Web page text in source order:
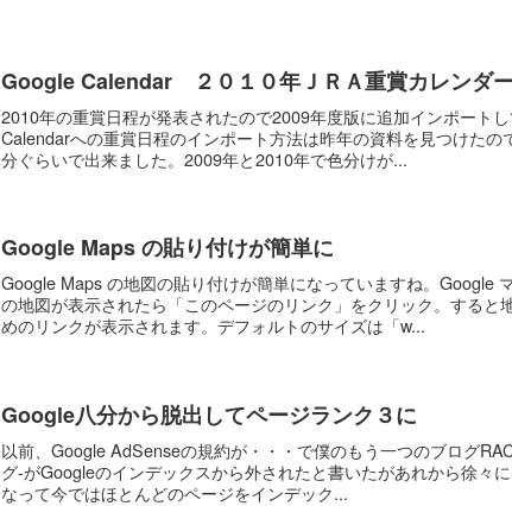
Google Calendar ２０１０年ＪＲＡ重賞カレンダ
2010年の重賞日程が発表されたので2009年度版に追加インポート
Calendarへの重賞日程のインポート方法は昨年の資料を見つけたの
分ぐらいで出来ました。2009年と2010年で色分けが...
Google Maps の貼り付けが簡単に
Google Maps の地図の貼り付けが簡単になっていますね。Google
の地図が表示されたら「このページのリンク」をクリック。すると
めのリンクが表示されます。デフォルトのサイズは「w...
Google八分から脱出してページランク３に
以前、Google AdSenseの規約が・・・で僕のもう一つのブログ
グ-がGoogleのインデックスから外されたと書いたがあれから徐々
なって今ではほとんどのページをインデック...